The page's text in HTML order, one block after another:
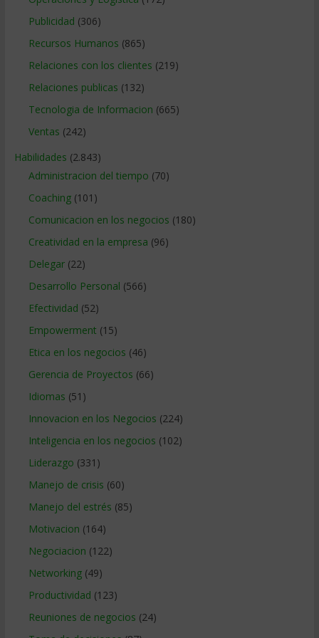
Publicidad (306)
Recursos Humanos (865)
Relaciones con los clientes (219)
Relaciones publicas (132)
Tecnologia de Informacion (665)
Ventas (242)
Habilidades (2.843)
Administracion del tiempo (70)
Coaching(101)
Comunicacion en los negocios (180)
Creatividad en la empresa (96)
Delegar(22)
Desarrollo Personal (566)
Efectividad (52)
Empowerment (15)
Etica en los negocios (46)
Gerencia de Proyectos (66)
Idiomas (51)
Innovacion en los Negocios (224)
Inteligencia en los negocios (102)
Liderazgo (331)
Manejo de crisis (60)
Manejo del estrés (85)
Motivacion (164)
Negociacion (122)
Networking(49)
Productividad (123)
Reuniones de negocios (24)